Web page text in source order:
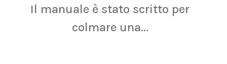
Il manuale è stato scritto per
colmare una...